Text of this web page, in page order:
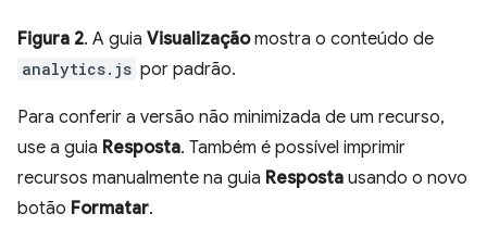
Figura 2. A guia Visualizaçãomostra o conteúdo de
analytics.js por padrão.
Para conferir a versão não minimizada de um recurso,
use a guia Resposta. Também é possível imprimir
recursos manualmente na guia Resposta usando o novo
botão Formatar.